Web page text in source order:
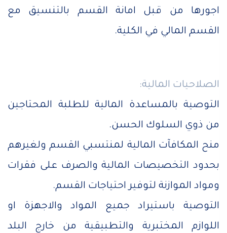
اجورها من قبل امانة القسم بالتنسيق مع
القسم المالي في الكلية.
الصلاحيات المالية:
التوصية بالمساعدة المالية للطلبة المحتاجين
من ذوي السلوك الحسن.
منح المكافآت المالية لمنتسبي القسم ولغيرهم
بحدود التخصيصات المالية والصرف على فقرات
ومواد الموازنة لتوفير احتياجات القسم.
التوصية باستيراد جميع المواد والاجهزة او
اللوازم المختبرية والتطبيقية من خارج البلد